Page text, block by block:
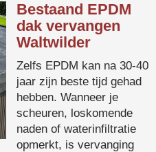
Bestaand EPDM
dak vervangen
Waltwilder
Zelfs EPDM kan na 30-40
jaar zijn beste tijd gehad
hebben. Wanneer je
scheuren, loskomende
naden of waterinfiltratie
opmerkt, is vervanging